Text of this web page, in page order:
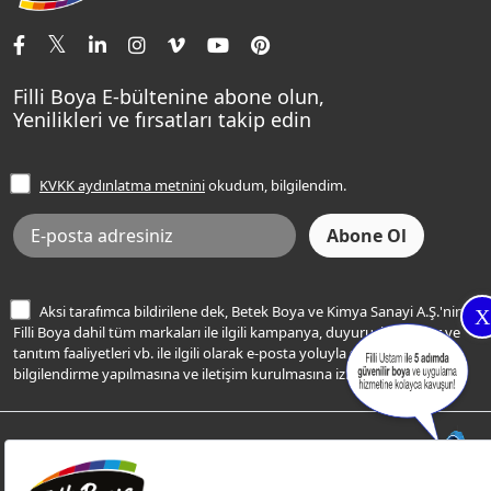
X
Tavan Boyaları
Ev Bakım ve Hobi Boyaları
Yatak Odası Renkleri
Sentomaxx Sentetik Boya
Sentomaxx İpeksi Mat
Momento Life
Şampanya Rengi
Açık Mavi Rengi
Frezya Rengi
İletişim Bilgilerimiz
Renk Danışma
Filli Ustam
Sıkça Sorulan Sorular
Ücretsiz Yalıtım Keşif Hizmeti
Bilgi Toplumu Hizmetleri
İnternet Sitesi Kullanım Koşulları
KVKK Talep Formu
KVKK Aydınlatma Metni
Filli Boya E-bültenine abone olun,
Yenilikleri ve fırsatları takip edin
KVKK aydınlatma metniniokudum, bilgilendim.
Aksi tarafımca bildirilene dek, Betek Boya ve Kimya Sanayi A.Ş.'nin
Filli Boya dahil tüm markaları ile ilgili kampanya, duyuru, hizmetler ve
tanıtım faaliyetleri vb. ile ilgili olarak e-posta yoluyla şahsıma
bilgilendirme yapılmasına ve iletişim kurulmasına izin veriyorum.